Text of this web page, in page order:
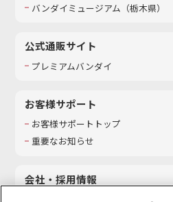
バンダイミュージアム（栃木県）
公式通販サイト
プレミアムバンダイ
お客様サポート
お客様サポートトップ
重要なお知らせ
会社・採用情報